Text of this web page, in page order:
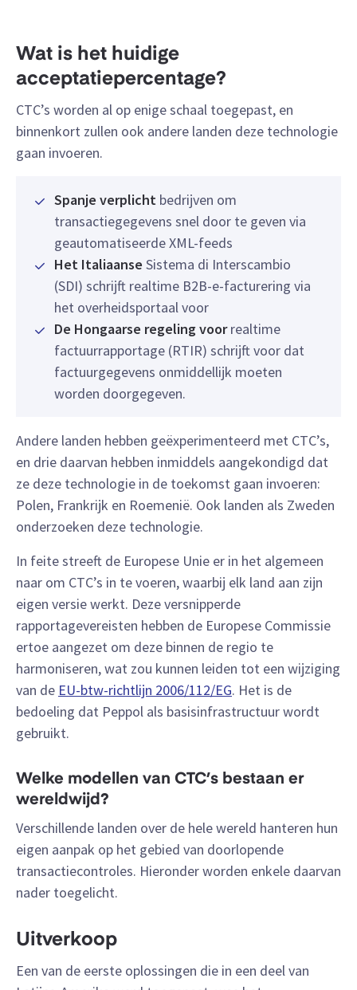
Wat is het huidige
acceptatiepercentage?
CTC’s worden al op enige schaal toegepast, en
binnenkort zullen ook andere landen deze technologie
gaan invoeren.
Spanje verplicht bedrijven om
transactiegegevens snel door te geven via
geautomatiseerde XML-feeds
Het Italiaanse Sistema di Interscambio
(SDI) schrijft realtime B2B-e-facturering via
het overheidsportaal voor
De Hongaarse regeling voorrealtime
factuurrapportage (RTIR) schrijft voor dat
factuurgegevens onmiddellijk moeten
worden doorgegeven.
Andere landen hebben geëxperimenteerd met CTC’s,
en drie daarvan hebben inmiddels aangekondigd dat
ze deze technologie in de toekomst gaan invoeren:
Polen, Frankrijk en Roemenië. Ook landen als Zweden
onderzoeken deze technologie.
In feite streeft de Europese Unie er in het algemeen
naar om CTC’s in te voeren, waarbij elk land aan zijn
eigen versie werkt. Deze versnipperde
rapportagevereisten hebben de Europese Commissie
ertoe aangezet om deze binnen de regio te
harmoniseren, wat zou kunnen leiden tot een wijziging
van de EU-btw-richtlijn 2006/112/EG. Het is de
bedoeling dat Peppol als basisinfrastructuur wordt
gebruikt.
Welke modellen van CTC’s bestaan er
wereldwijd?
Verschillende landen over de hele wereld hanteren hun
eigen aanpak op het gebied van doorlopende
transactiecontroles. Hieronder worden enkele daarvan
nader toegelicht.
Uitverkoop
Een van de eerste oplossingen die in een deel van